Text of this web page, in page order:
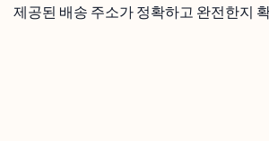
제공된 배송 주소가 정확하고 완전한지